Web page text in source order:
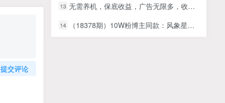
提交评论
13 无需养机，保底收益，广告无限多，收益自动到账，多机一天2张+
14 （18378期）10W粉博主同款：风象星座爆款课，新手一部手机直接复制，冲创作伙伴计划